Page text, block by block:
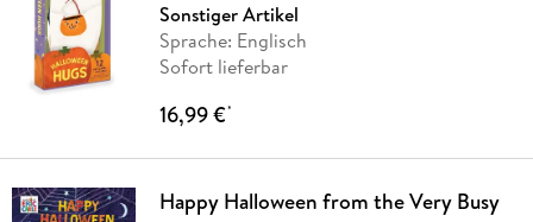
Sonstiger Artikel
Sprache: Englisch
Sofort lieferbar
16,99 €*
Happy Halloween from the Very Busy